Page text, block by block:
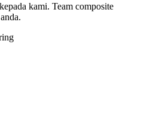
kami. Team composite